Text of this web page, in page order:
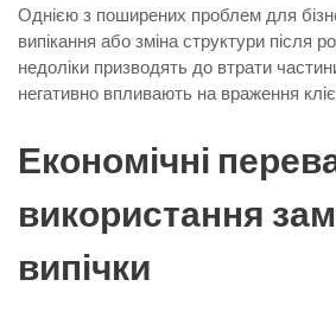
Однією з поширених проблем для
випікання або зміна структури після
недоліки призводять до втрати
негативно впливають на враження
Економічні
використання
випічки